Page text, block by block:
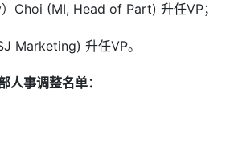
Choi (MI, Head of Part) 升任VP；
Marketing) 升任VP。
人事调整名单：